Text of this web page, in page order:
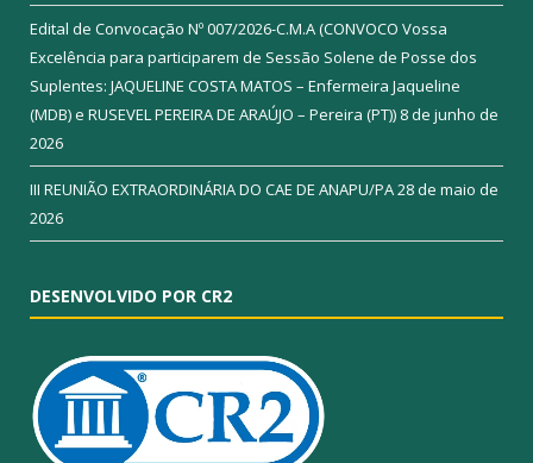
Edital de Convocação Nº 007/2026-C.M.A (CONVOCO Vossa
Excelência para participarem de Sessão Solene de Posse dos
Suplentes: JAQUELINE COSTA MATOS – Enfermeira Jaqueline
(MDB) e RUSEVEL PEREIRA DE ARAÚJO – Pereira (PT)) 8 de junho de
2026
III REUNIÃO EXTRAORDINÁRIA DO CAE DE ANAPU/PA28 de maio de
2026
DESENVOLVIDO POR CR2